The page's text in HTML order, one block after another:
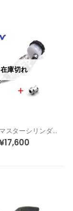
在庫切れ
NISSIN リアマスターシリンダー+ ハンドブレーキ アダプター キット
17,600